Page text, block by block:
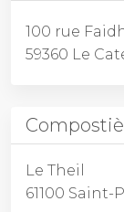
100 rue
59360 Le
Le Theil
61100